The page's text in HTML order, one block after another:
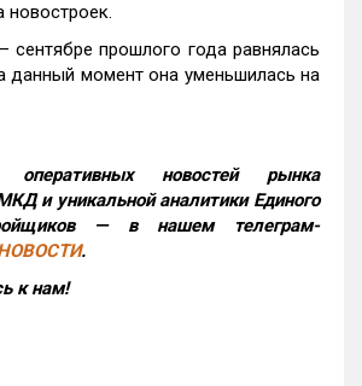
новостроек.
сентябре прошлого года равнялась
данный момент она уменьшилась на
новостей рынка
и уникальной аналитики Единого
— в нашем телеграм-
.
к нам!